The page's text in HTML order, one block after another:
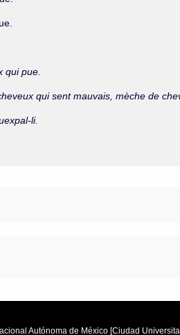
qui pue.
qui sent mauvais, mèche de
li.
Autónoma de México [Ciudad